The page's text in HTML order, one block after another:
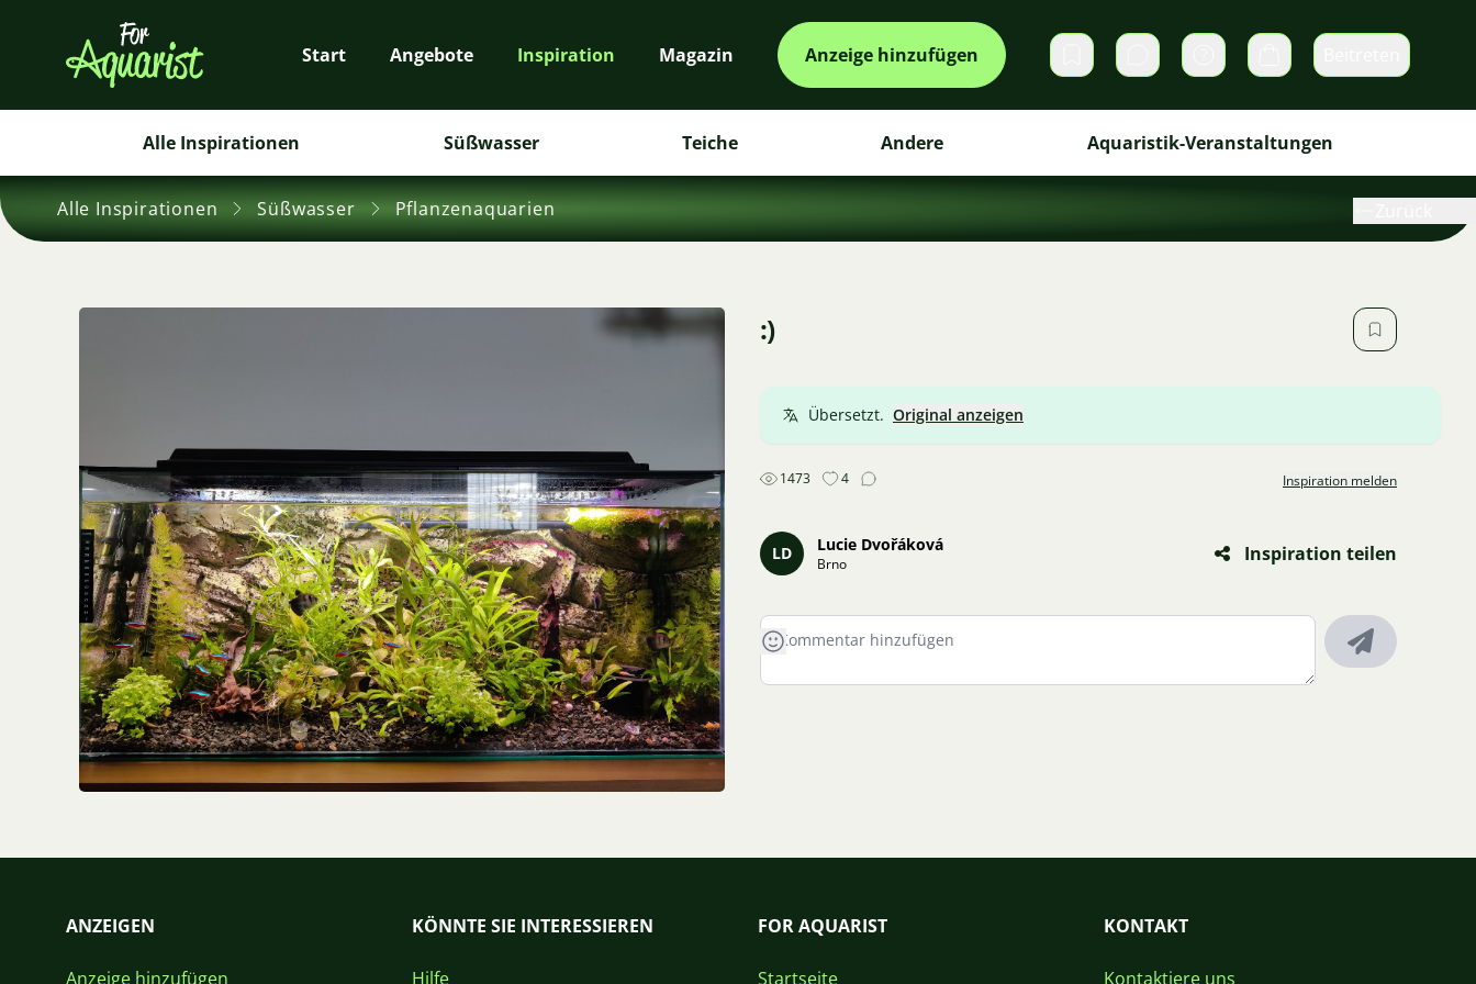
Start Angebote Inspiration Magazin Anzeige hinzufügen DirektnachrichtenWarenkorb
Alle Inspirationen Süßwasser Teiche Andere Aquaristik-Veranstaltungen
Alle Inspirationen Süßwasser Pflanzenaquarien
:)
Übersetzt. Original anzeigen
1473 4 Inspiration melden
LD Lucie Dvořáková
Brno Inspiration teilen
ANZEIGEN
Anzeige hinzufügen
KÖNNTE SIE INTERESSIEREN
Hilfe
FOR AQUARIST
Startseite
KONTAKT
Kontaktiere uns